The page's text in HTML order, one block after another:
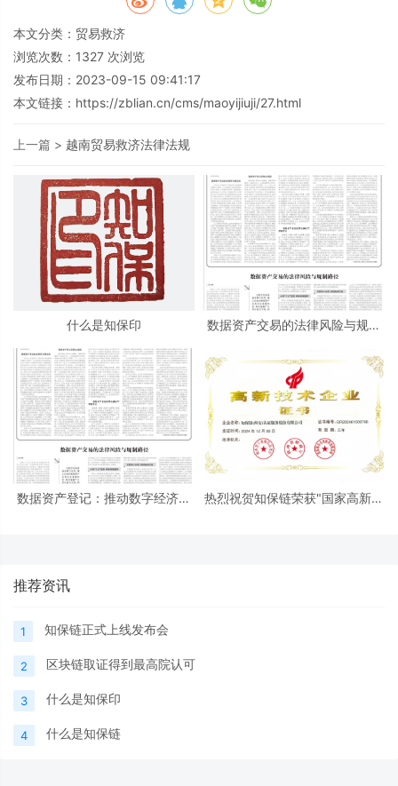
本文分类： 贸易救济
浏览次数： 1327 次浏览
发布日期：2023-09-15 09:41:17
本文链接： https://zblian.cn/cms/maoyijiuji/27.html
上一篇 > 越南贸易救济法律法规
什么是知保印
数据资产交易的法律风险与规制
数据资产登记：推动数字经济发
热烈祝贺知保链荣获"国家高新技
推荐资讯
1 知保链正式上线发布会
2 区块链取证得到最高院认可
3 什么是知保印
4 什么是知保链